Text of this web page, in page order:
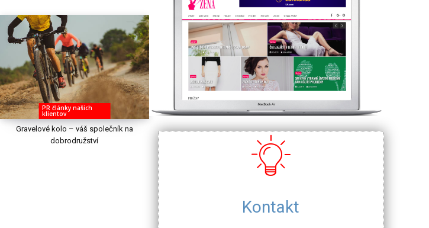
PR články našich
klientov
Gravelové kolo – váš společník na
dobrodružství
Kontakt